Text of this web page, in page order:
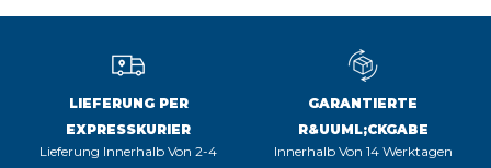
LIEFERUNG PER
EXPRESSKURIER
Lieferung Innerhalb Von 2-4
GARANTIERTE
R&UUML;CKGABE
Innerhalb Von 14 Werktagen